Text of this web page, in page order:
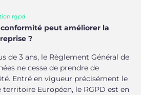
rgpd
peut améliorer la
?
de 3 ans, le Règlement Général de
ne cesse de prendre de
Entré en vigueur précisément le
Européen, le RGPD est en